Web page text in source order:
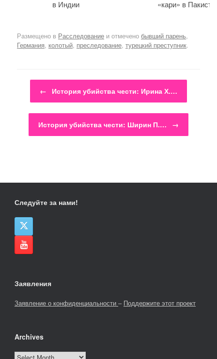
в Индии
«кари» в
Размещено в Расследование и отмечено бывший парень,
Германия, колотый, преследование, турецкий преступник.
Навигация по записям
← История убийства чести: Ирина Х.…
История убийства чести: Ширин П.… →
Следуйте за нами!
Заявления
Заявление о конфиденциальности – Поддержите этот проект
Archives
Archives